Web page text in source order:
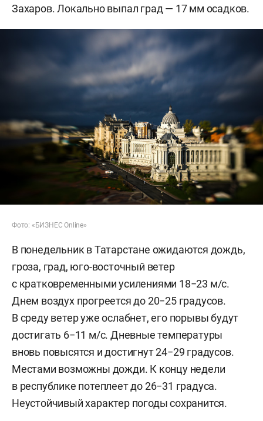
Захаров. Локально выпал град — 17 мм осадков.
Фото: «БИЗНЕС Online»
В понедельник в Татарстане ожидаются дождь,
гроза, град, юго-восточный ветер
с кратковременными усилениями 18−23 м/с.
Днем воздух прогреется до 20−25 градусов.
В среду ветер уже ослабнет, его порывы будут
достигать 6−11 м/c. Дневные температуры
вновь повысятся и достигнут 24−29 градусов.
Местами возможны дожди. К концу недели
в республике потеплеет до 26−31 градуса.
Неустойчивый характер погоды сохранится.